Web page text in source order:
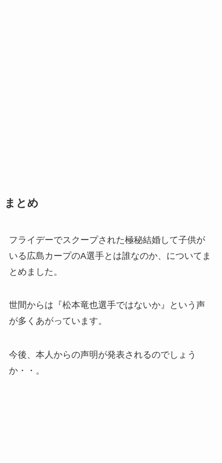
まとめ
フライデーでスクープされた極秘結婚して子供が
いる広島カープのA選手とは誰なのか、についてま
とめました。
世間からは『松本竜也選手ではないか』という声
が多くあがっています。
今後、本人からの声明が発表されるのでしょう
か・・。